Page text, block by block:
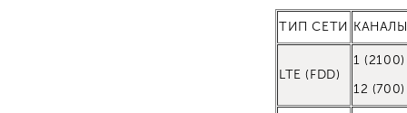
ТИП СЕТИ
LTE (FDD)
1
12